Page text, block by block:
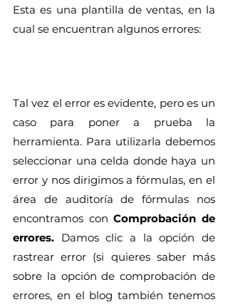
Esta es una plantilla de ventas, en la
cual se encuentran algunos errores:
Tal vez el error es evidente, pero es un
caso para poner a prueba la
herramienta. Para utilizarla debemos
seleccionar una celda donde haya un
error y nos dirigimos a fórmulas, en el
área de auditoría de fórmulas nos
encontramos con Comprobación de
errores. Damos clic a la opción de
rastrear error (si quieres saber más
sobre la opción de comprobación de
errores, en el blog también tenemos